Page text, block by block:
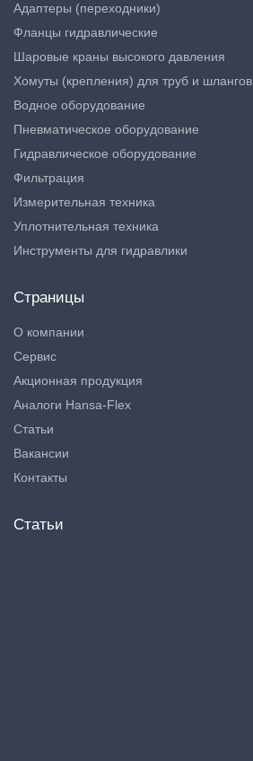
Адаптеры (переходники)
Фланцы гидравлические
Шаровые краны высокого давления
Хомуты (крепления) для труб и шлангов
Водное оборудование
Пневматическое оборудование
Гидравлическое оборудование
Фильтрация
Измерительная техника
Уплотнительная техника
Инструменты для гидравлики
Страницы
О компании
Сервис
Акционная продукция
Аналоги Hansa-Flex
Статьи
Вакансии
Контакты
Статьи